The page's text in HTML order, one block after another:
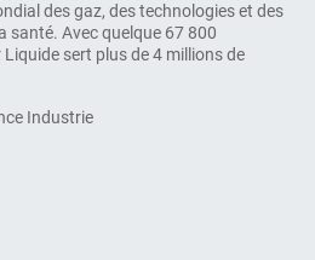
des gaz, des technologies et des
santé. Avec quelque 67 800
sert plus de 4 millions de
Industrie